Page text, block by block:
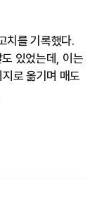
치를 기록했다.
있었는데, 이는
로 옮기며 매도